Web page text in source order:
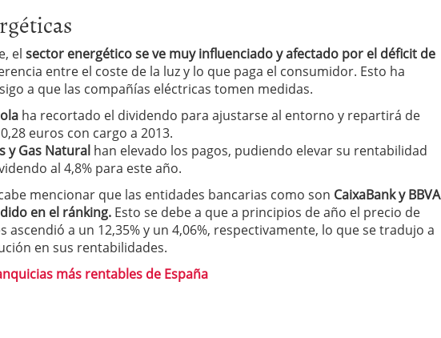
el sector energético se ve muy influenciado y afectado por el déficit de
entre el coste de la luz y lo que paga el consumidor. Esto ha
a que las compañías eléctricas tomen medidas.
ha recortado el dividendo para ajustarse al entorno y repartirá de
euros con cargo a 2013.
y Gas Natural han elevado los pagos, pudiendo elevar su rentabilidad
al 4,8% para este año.
mencionar que las entidades bancarias como son CaixaBank y BBVA
en el ránking. Esto se debe a que a principios de año el precio de
ascendió a un 12,35% y un 4,06%, respectivamente, lo que se tradujo a
en sus rentabilidades.
más rentables de España